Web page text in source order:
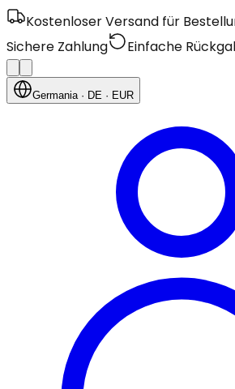
Kostenloser Versand für
Sichere Zahlung
Einfache
Germania· DE · EUR